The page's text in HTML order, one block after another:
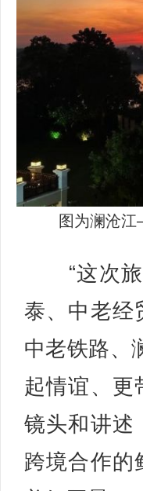
图为澜沧
“这次旅
泰、中老经
中老铁路、
起情谊、更
镜头和讲述
跨境合作的